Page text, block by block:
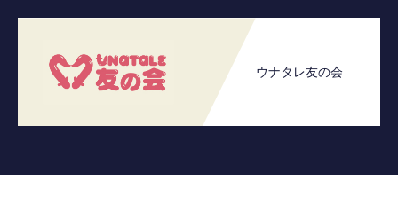
ウナタレ友の会